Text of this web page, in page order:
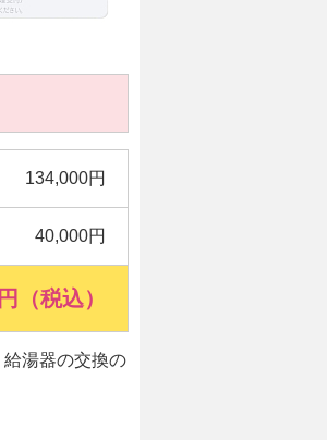
134,000円
40,000円
（税込）
湯器の交換の